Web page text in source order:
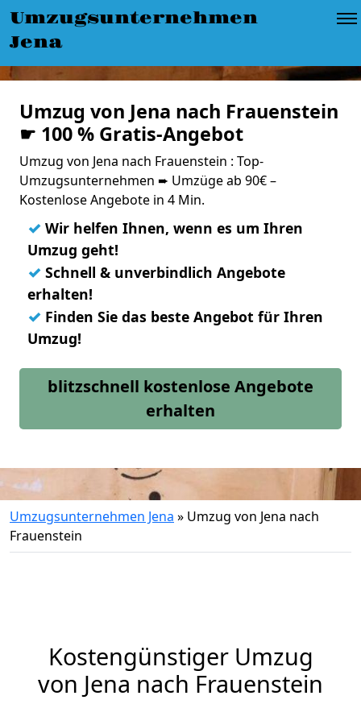
Umzugsunternehmen
Jena
Umzug von Jena nach Frauenstein
☛ 100 % Gratis-Angebot
Umzug von Jena nach Frauenstein : Top-
Umzugsunternehmen ➨ Umzüge ab 90€ –
Kostenlose Angebote in 4 Min.
✓ Wir helfen Ihnen, wenn es um Ihren
Umzug geht!
✓ Schnell & unverbindlich Angebote
erhalten!
✓ Finden Sie das beste Angebot für Ihren
Umzug!
blitzschnell kostenlose Angebote
erhalten
Umzugsunternehmen Jena » Umzug von Jena nach
Frauenstein
Kostengünstiger Umzug
von Jena nach Frauenstein